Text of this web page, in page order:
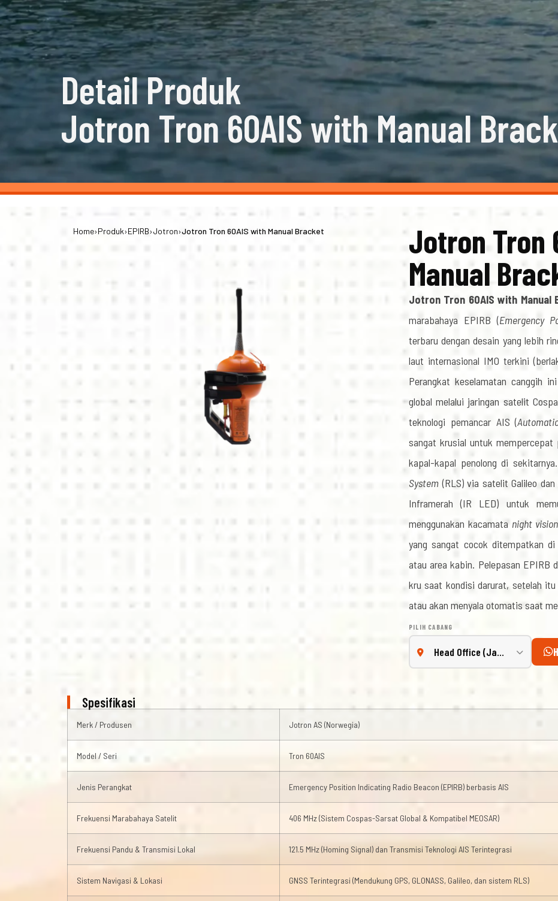
Detail Produk
Jotron Tron 60AIS with Manual
Home›Produk›EPIRB›Jotron›Jotron Tron 60AIS with Manual Bracket
Jotron Tron
Manual
Jotron Tron 60AIS with Manual
marabahaya EPIRB (Emergency
terbaru dengan desain yang lebih
laut internasional IMO terkini
Perangkat keselamatan canggih
global melalui jaringan satelit
teknologi pemancar AIS (
sangat krusial untuk
kapal-kapal penolong di
System (RLS) via satelit Galileo
Inframerah (IR LED) untuk
menggunakan kacamata night vision
yang sangat cocok ditempatkan
atau area kabin. Pelepasan EPIRB
kru saat kondisi darurat, setelah
atau akan menyala otomatis saat
PILIH CABANG
Spesifikasi
Merk / Produsen Jotron AS (Norwegia)
Model / Seri Tron 60AIS
Jenis Perangkat Emergency Position Indicating Radio Beacon (EPIRB) berbasis AIS
Frekuensi Marabahaya Satelit 406 MHz (Sistem Cospas-Sarsat Global & Kompatibel MEOSAR)
Frekuensi Pandu & Transmisi Lokal 121.5 MHz (Homing Signal) dan Transmisi Teknologi AIS Terintegrasi
Sistem Navigasi & Lokasi GNSS Terintegrasi (Mendukung GPS, GLONASS, Galileo, dan sistem RLS)